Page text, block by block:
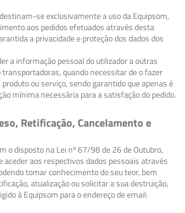
se exclusivamente a uso da Equipsom,
aos pedidos efetuados através desta
a privacidade e proteção dos dados dos
a informação pessoal do utilizador a outras
quando necessitar de o fazer
ou serviço, sendo garantido que apenas é
mínima necessária para a satisfação do pedido.
Retificação, Cancelamento e
o disposto na Lei nº 67/98 de 26 de Outubro,
aceder aos respectivos dados pessoais através
tomar conhecimento do seu teor, bem
atualização ou solicitar a sua destruição,
à Equipsom para o endereço de email: